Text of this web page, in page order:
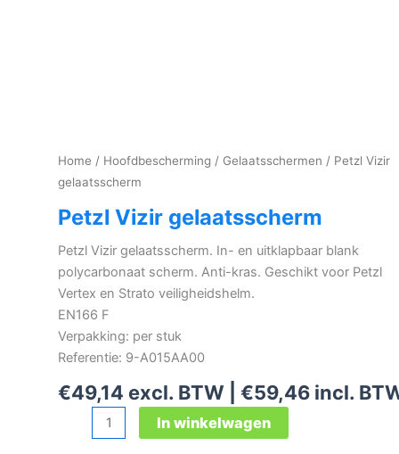
Home / Hoofdbescherming / Gelaatsschermen / Petzl Vizir
gelaatsscherm
Petzl Vizir gelaatsscherm
Petzl Vizir gelaatsscherm. In- en uitklapbaar blank
polycarbonaat scherm. Anti-kras. Geschikt voor Petzl
Vertex en Strato veiligheidshelm.
EN166 F
Verpakking: per stuk
Referentie: 9-A015AA00
€49,14 excl. BTW | €59,46 incl.
In winkelwagen